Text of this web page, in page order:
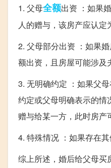
1. 父母全额出资 ：如果
人的赠与，该房产应认定
2. 父母部分出资 ：如果
额出资，且房屋可能涉及
3. 无明确约定 ：如果父
约定或父母明确表示的情
赠与给某一方，此时房产
4. 特殊情况 ：如果存在
综上所述，婚后给父母买